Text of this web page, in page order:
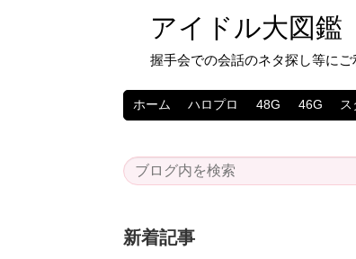
アイドル大図鑑
握手会での会話のネタ探し等に
ホーム ハロプロ 48G 46G ス
新着記事